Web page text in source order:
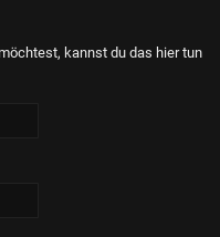
kannst du das hier tun